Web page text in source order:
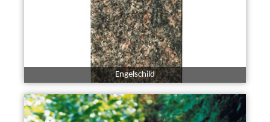
Engelschild